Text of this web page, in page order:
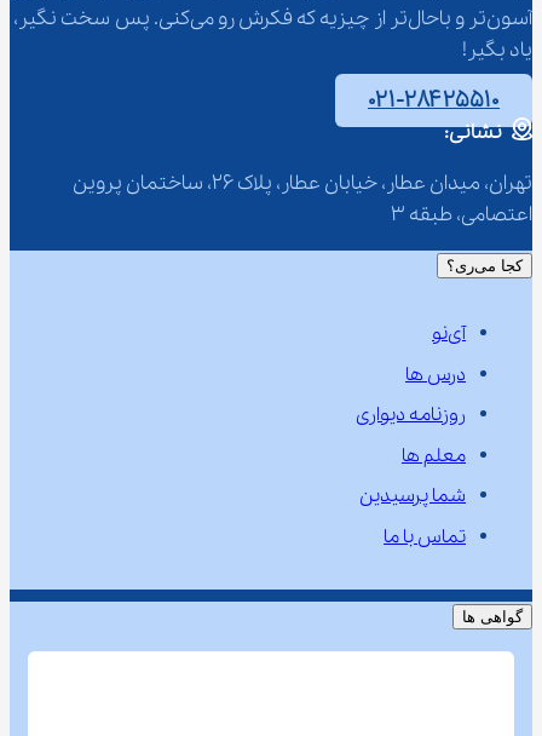
آسون‌تر و باحال‌تر از چیزیه که فکرش رو می‌کنی. پس سخت نگیر،
یاد بگیر!
۰۲۱-۲۸۴۲۵۵۱۰
نشانی:
تهران، میدان عطار، خیابان عطار، پلاک 26، ساختمان پروین
اعتصامی، طبقه 3
کجا می‌ری؟
آی‌نو
درس ها
روزنامه دیواری
معلم ها
شما پرسیدین
تماس با ما
گواهی ها